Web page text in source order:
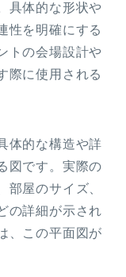
具体的な形状や
性を明確にする
トの会場設計や
際に使用される
体的な構造や詳
図です。実際の
部屋のサイズ、
の詳細が示され
、この平面図が